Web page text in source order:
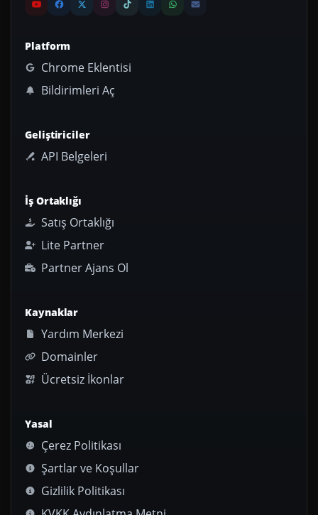
Platform
Chrome Eklentisi
Bildirimleri Aç
Geliştiriciler
API Belgeleri
İş Ortaklığı
Satış Ortaklığı
Lite Partner
Partner Ajans Ol
Kaynaklar
Yardım Merkezi
Domainler
Ücretsiz İkonlar
Yasal
Çerez Politikası
Şartlar ve Koşullar
Gizlilik Politikası